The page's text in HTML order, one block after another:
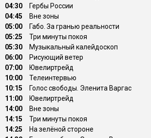
04:30
Гербы России
04:45
Вне зоны
05:00
Габо. За гранью реальности
05:25
Три минуты покоя
05:30
Музыкальный калейдоскоп
06:00
Рисующий ветер
07:00
Ювелиртрейд
10:00
Телеинтервью
10:15
Голос свободы. Эленита Варгас
11:00
Ювелиртрейд
14:00
Вне зоны
14:15
Три минуты покоя
14:25
На зелёной стороне